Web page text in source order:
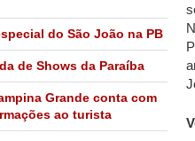
do São João na PB
de Shows da Paraíba
Grande conta com
ao turista